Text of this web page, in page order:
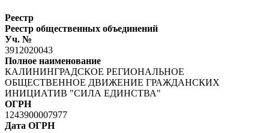
Реестр
Реестр общественных объединений
Уч. №
3912020043
Полное наименование
КАЛИНИНГРАДСКОЕ РЕГИОНАЛЬНОЕ
ОБЩЕСТВЕННОЕ ДВИЖЕНИЕ ГРАЖДАНСКИХ
ИНИЦИАТИВ "СИЛА ЕДИНСТВА"
ОГРН
1243900007977
Дата ОГРН